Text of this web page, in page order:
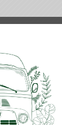
Astuces :
humides, et
cm du